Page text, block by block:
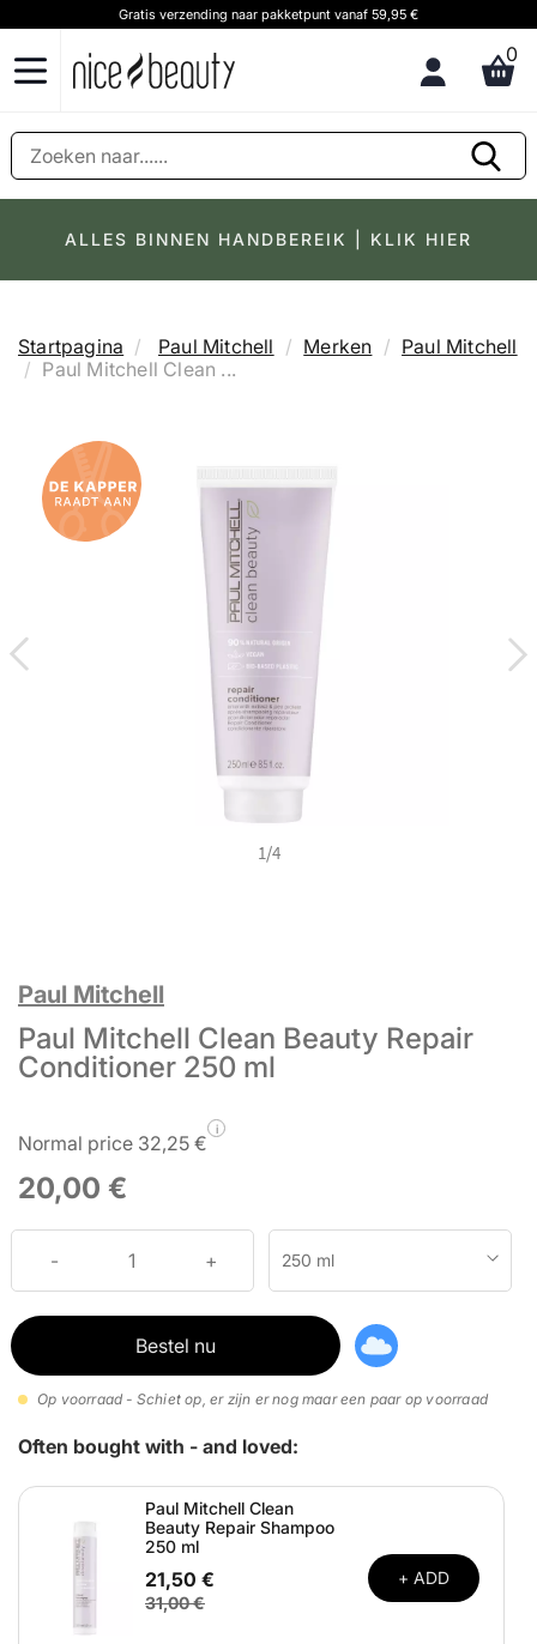
Gratis verzending naar pakketpunt vanaf 59,95 €
0
ALLES BINNEN HANDBEREIK | KLIK HIER
Startpagina Paul Mitchell Merken
Paul Mitchell
Paul Mitchell Clean ...
1/4
Paul Mitchell
Paul Mitchell Clean Beauty Repair
Conditioner 250 ml
Normal price 32,25 €
i
20,00 €
250 ml
Bestel nu
Op voorraad - Schiet op, er zijn er nog maar een paar op voorraad
Often bought with - and loved:
Paul Mitchell Clean
Beauty Repair Shampoo
250 ml
21,50 €
31,00 €
+ ADD